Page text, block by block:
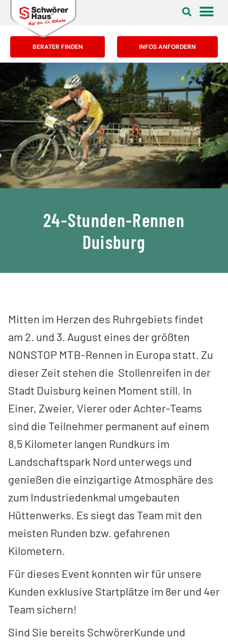
BERATER FINDEN INFOS ANFORDERN
24-Stunden-Rennen
Duisburg
Mitten im Herzen des Ruhrgebiets findet
am 2. und 3. August eines der größten
NONSTOP MTB-Rennen in Europa statt. Zu
dieser Zeit stehen die Stollenreifen in der
Stadt Duisburg keinen Moment still. In
Einer, Zweier, Vierer oder Achter-Teams
sind die Teilnehmer permanent auf einem
8,5 Kilometer langen Rundkurs im
Landschaftspark Nord unterwegs und
genießen die einzigartige Atmosphäre des
zum Industriedenkmal umgebauten
Hüttenwerks. Es siegt das Team mit den
meisten Runden bzw. gefahrenen
Kilometern.
Für dieses Event konnten wir für unsere
Kunden exklusive Startplätze im 8er und 4er
Team sichern!
Sind Sie bereits SchwörerKunde und